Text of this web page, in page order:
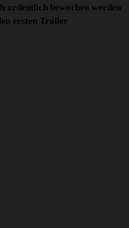
ordentlich beworben werden
ersten Trailer